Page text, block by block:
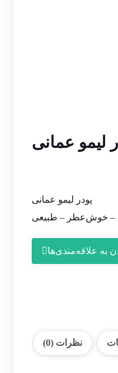
لیمو عمانی
پودر لیمو عمانی
خوش‌عطر – طبیعی
به علاقه‌مندی‌ها
نظرات (0)